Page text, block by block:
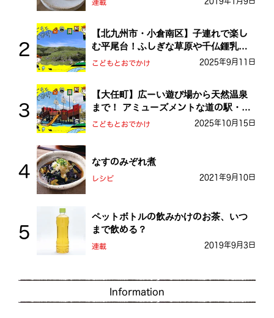
連載
【北九州市・小倉南区】子連れで楽し
む平尾台！ふしぎな草原や千仏鍾乳洞
を探検しよう！
こどもとおでかけ 2025年9月11日
【大任町】広ーい遊び場から天然温泉
まで！ アミューズメントな道の駅・お
おとう桜街道
こどもとおでかけ 2025年10月15日
なすのみぞれ煮
レシピ 2021年9月10日
ペットボトルの飲みかけのお茶、いつ
まで飲める？
連載 2019年9月3日
Information